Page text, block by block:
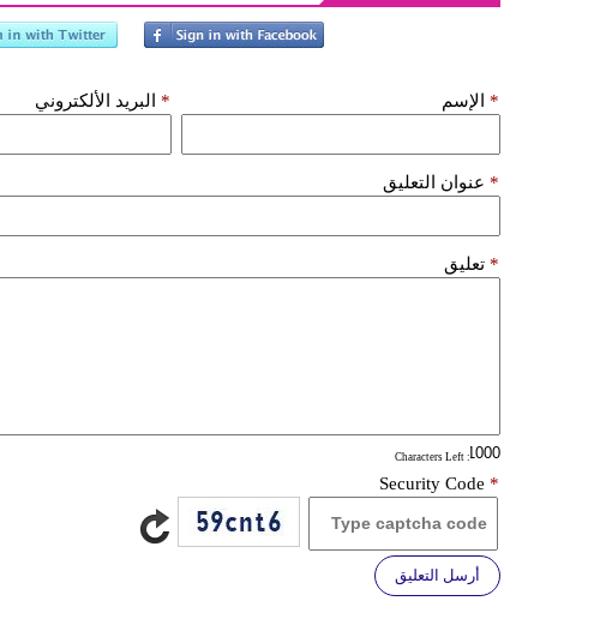
الإسم * البريد الألكتروني *
عنوان التعليق *
تعليق *
: Characters Left
Security Code *
أرسل التعليق